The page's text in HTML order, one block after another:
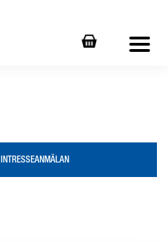
INTRESSEANMÄLAN